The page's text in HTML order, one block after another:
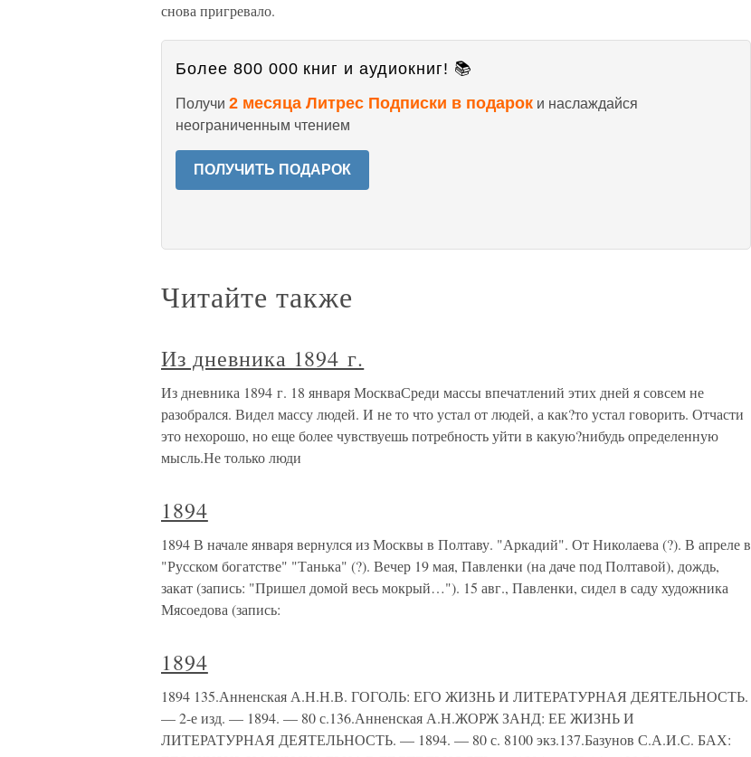
снова пригревало.
Более 800 000 книг и аудиокниг! 📚
Получи 2 месяца Литрес Подписки в подарок и наслаждайся
неограниченным чтением
ПОЛУЧИТЬ ПОДАРОК
Читайте также
Из дневника 1894 г.
Из дневника 1894 г. 18 января МоскваСреди массы впечатлений этих дней я совсем не
разобрался. Видел массу людей. И не то что устал от людей, а как?то устал говорить. Отчасти
это нехорошо, но еще более чувствуешь потребность уйти в какую?нибудь определенную
мысль.Не только люди
1894
1894 В начале января вернулся из Москвы в Полтаву. "Аркадий". От Николаева (?). В апреле в
"Русском богатстве" "Танька" (?). Вечер 19 мая, Павленки (на даче под Полтавой), дождь,
закат (запись: "Пришел домой весь мокрый…"). 15 авг., Павленки, сидел в саду художника
Мясоедова (запись:
1894
1894 135.Анненская А.Н.Н.В. ГОГОЛЬ: ЕГО ЖИЗНЬ И ЛИТЕРАТУРНАЯ ДЕЯТЕЛЬНОСТЬ.
— 2-е изд. — 1894. — 80 с.136.Анненская А.Н.ЖОРЖ ЗАНД: ЕЕ ЖИЗНЬ И
ЛИТЕРАТУРНАЯ ДЕЯТЕЛЬНОСТЬ. — 1894. — 80 с. 8100 экз.137.Базунов С.А.И.С. БАХ: